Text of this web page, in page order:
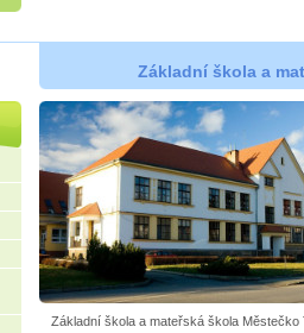
Základní škola a
Základní škola a mateřská škola Městečko